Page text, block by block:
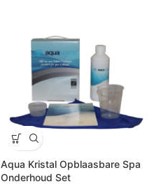
Aqua Kristal Opblaasbare Spa
Onderhoud Set